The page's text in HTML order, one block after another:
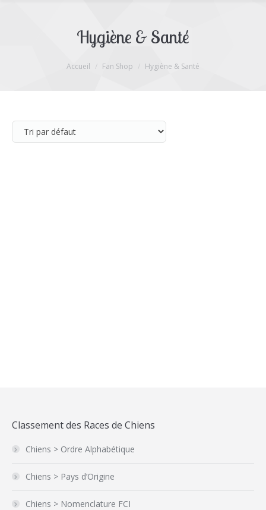
Hygiène & Santé
Accueil Fan Shop Hygiène & Santé
Classement des Races de Chiens
Chiens > Ordre Alphabétique
Chiens > Pays d’Origine
Chiens > Nomenclature FCI